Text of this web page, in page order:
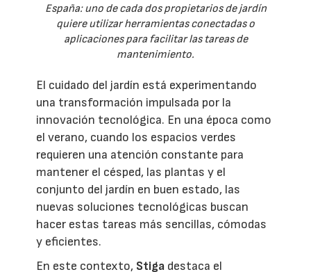
España: uno de cada dos propietarios de jardín
quiere utilizar herramientas conectadas o
aplicaciones para facilitar las tareas de
mantenimiento.
El cuidado del jardín está experimentando
una transformación impulsada por la
innovación tecnológica. En una época como
el verano, cuando los espacios verdes
requieren una atención constante para
mantener el césped, las plantas y el
conjunto del jardín en buen estado, las
nuevas soluciones tecnológicas buscan
hacer estas tareas más sencillas, cómodas
y eficientes.
En este contexto, Stiga destaca el